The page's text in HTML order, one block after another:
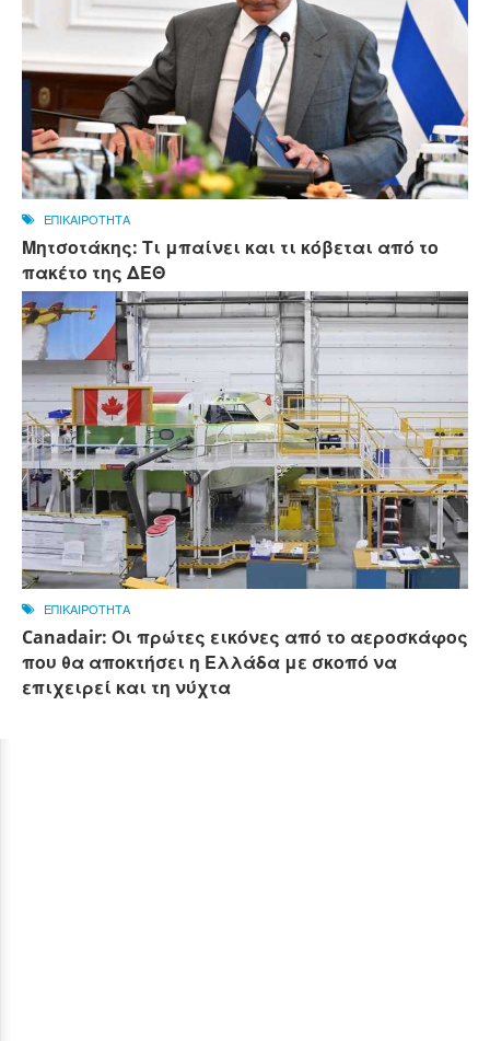
ΕΠΙΚΑΙΡΟΤΗΤΑ
Μητσοτάκης: Τι μπαίνει και τι κόβεται από το
πακέτο της ΔΕΘ
ΕΠΙΚΑΙΡΟΤΗΤΑ
Canadair: Οι πρώτες εικόνες από το αεροσκάφος
που θα αποκτήσει η Ελλάδα με σκοπό να
επιχειρεί και τη νύχτα